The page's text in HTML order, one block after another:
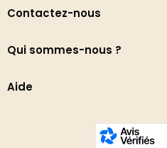
Contactez-nous
Qui sommes-nous ?
Aide